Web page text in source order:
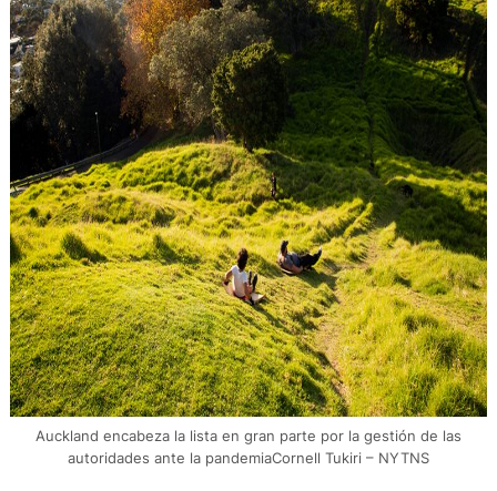
Auckland encabeza la lista en gran parte por la gestión de las
autoridades ante la pandemiaCornell Tukiri – NYTNS